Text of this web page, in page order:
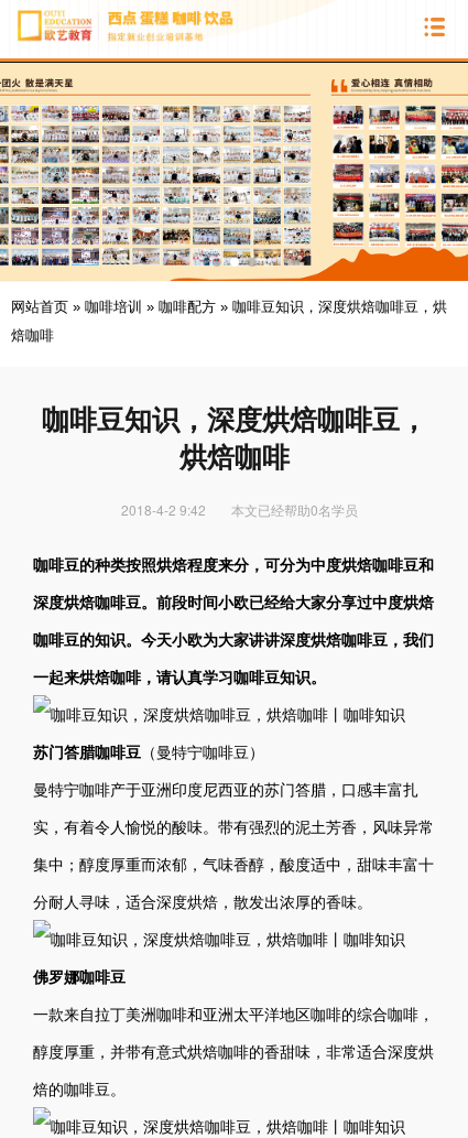
网站首页 » 咖啡培训 » 咖啡配方 » 咖啡豆知识，深度烘焙咖啡豆，烘
焙咖啡
咖啡豆知识，深度烘焙咖啡豆，
烘焙咖啡
2018-4-2 9:42 本文已经帮助0名学员
咖啡豆的种类按照烘焙程度来分，可分为中度烘焙咖啡豆和
深度烘焙咖啡豆。 前段时间小欧已经给大家分享过中度烘焙
咖啡豆的知识。 今天小欧为大家讲讲深度烘焙咖啡豆，我们
一起来烘焙咖啡，请认真学习咖啡豆知识。
苏门答腊咖啡豆 （曼特宁咖啡豆）
曼特宁咖啡产于亚洲印度尼西亚的苏门答腊，口感丰富扎
实，有着令人愉悦的酸味。带有强烈的泥土芳香，风味异常
集中；醇度厚重而浓郁，气味香醇，酸度适中，甜味丰富十
分耐人寻味，适合深度烘焙 ，散发出浓厚的香味。
佛罗娜咖啡豆
一款来自拉丁美洲咖啡和亚洲太平洋地区咖啡的综合咖啡，
醇度厚重，并带有意式烘焙咖啡的香甜味，非常适合深度烘
焙的咖啡豆。